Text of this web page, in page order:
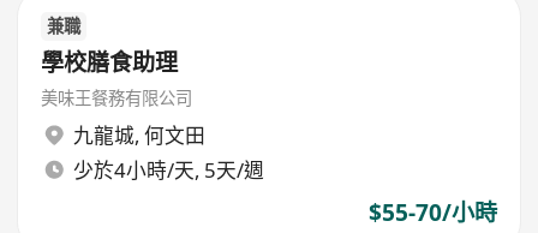
兼職
學校膳食助理
美味王餐務有限公司
九龍城, 何文田
少於4小時/天, 5天/週
$55-70/小時